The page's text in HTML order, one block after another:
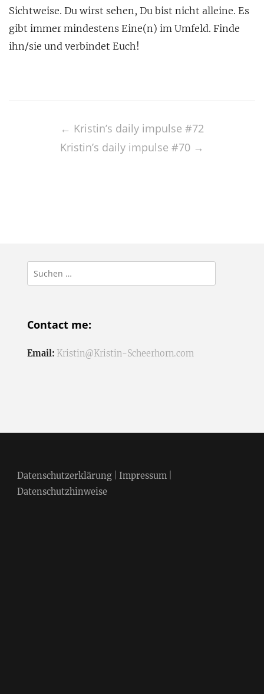
Sichtweise. Du wirst sehen, Du bist nicht alleine. Es
gibt immer mindestens Eine(n) im Umfeld. Finde
ihn/sie und verbindet Euch!
navigation
← Kristin’s daily impulse #72
Kristin’s daily impulse #70 →
Suchen
nach:
Contact me:
Email: Kristin@Kristin-Scheerhorn.com
Datenschutzerklärung| Impressum|
Datenschutzhinweise